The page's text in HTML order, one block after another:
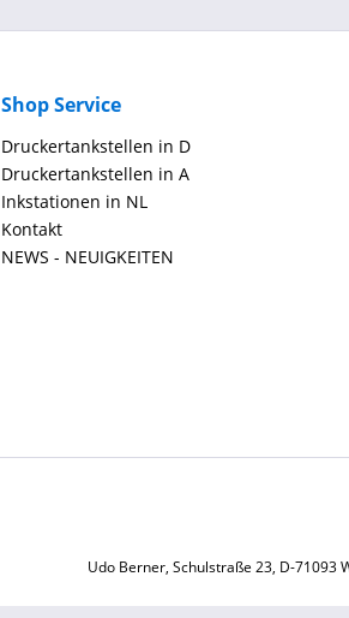
Shop Service
Druckertankstellen in D
Druckertankstellen in A
Inkstationen in NL
Kontakt
NEWS - NEUIGKEITEN
Udo Berner, Schulstraße 23, D-71093